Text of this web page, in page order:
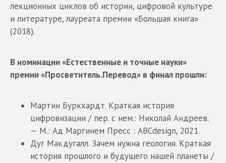
лекционных циклов об истории, цифровой культуре
и литературе, лауреата премии «Большая книга»
(2018).
В номинации «Естественные и точные науки»
премии «Просветитель.Перевод» в финал прошли:
Мартин Буркхардт. Краткая история
цифровизации / пер. с нем.: Николай Андреев.
— М.: Ад Маргинем Пресс : ABCdesign, 2021.
Дуг Макдугалл. Зачем нужна геология. Краткая
история прошлого и будущего нашей планеты /